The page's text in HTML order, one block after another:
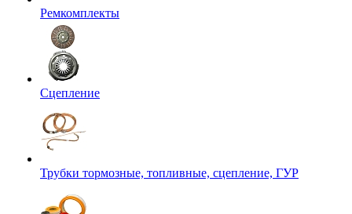
Ремкомплекты
Сцепление
Трубки тормозные, топливные, сцепление, ГУР